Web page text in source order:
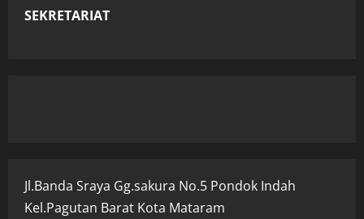
SEKRETARIAT
Jl.Banda Sraya Gg.sakura No.5 Pondok Indah
Kel.Pagutan Barat Kota Mataram